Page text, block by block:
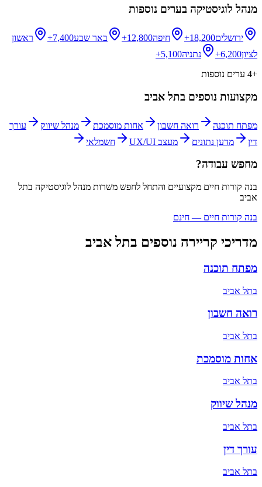
מנהל לוגיסטיקה בערים נוספות
ירושלים18,200+ חיפה12,800+ באר שבע7,400+
ראשון
לציון6,200+ נתניה5,100+
+
4 ערים נוספות
מקצועות נוספים בתל אביב
מפתח תוכנה רואה חשבון אחות מוסמכת מנהל שיווק
עורך
דין
מדען נתונים מעצב UX/UI חשמלאי
מחפש עבודה?
בנה קורות חיים מקצועיים והתחל לחפש משרות מנהל לוגיסטיקה בתל
אביב
בנה קורות חיים — חינם
מדריכי קריירה נוספים בתל אביב
מפתח תוכנה
בתל אביב
רואה חשבון
בתל אביב
אחות מוסמכת
בתל אביב
מנהל שיווק
בתל אביב
עורך דין
בתל אביב